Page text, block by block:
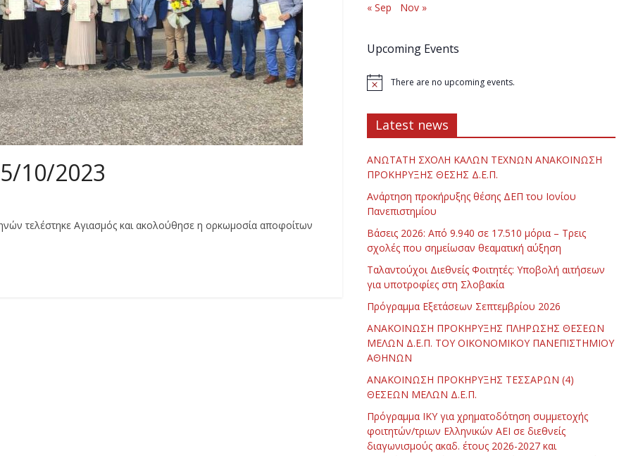
10/2023
τελέστηκε Αγιασμός και ακολούθησε η ορκωμοσία αποφοίτων
« Sep Nov »
Upcoming Events
There are no upcoming events.
Latest news
ΑΝΩΤΑΤΗ ΣΧΟΛΗ ΚΑΛΩΝ ΤΕΧΝΩΝ ΑΝΑΚΟΙΝΩΣΗ
ΠΡΟΚΗΡΥΞΗΣ ΘΕΣΗΣ Δ.Ε.Π.
Ανάρτηση προκήρυξης θέσης ΔΕΠ του Ιονίου
Πανεπιστημίου
Βάσεις 2026: Από 9.940 σε 17.510 μόρια – Τρεις
σχολές που σημείωσαν θεαματική αύξηση
Ταλαντούχοι Διεθνείς Φοιτητές: Υποβολή αιτήσεων
για υποτροφίες στη Σλοβακία
Πρόγραμμα Εξετάσεων Σεπτεμβρίου 2026
ΑΝΑΚΟΙΝΩΣΗ ΠΡΟΚΗΡΥΞΗΣ ΠΛΗΡΩΣΗΣ ΘΕΣΕΩΝ
ΜΕΛΩΝ Δ.Ε.Π. ΤΟΥ ΟΙΚΟΝΟΜΙΚΟΥ ΠΑΝΕΠΙΣΤΗΜΙΟΥ
ΑΘΗΝΩΝ
ΑΝΑΚΟΙΝΩΣΗ ΠΡΟΚΗΡΥΞΗΣ ΤΕΣΣΑΡΩΝ (4)
ΘΕΣΕΩΝ ΜΕΛΩΝ Δ.Ε.Π.
Πρόγραμμα ΙΚΥ για χρηματοδότηση συμμετοχής
φοιτητών/τριων Ελληνικών ΑΕΙ σε διεθνείς
διαγωνισμούς ακαδ. έτους 2026-2027 και